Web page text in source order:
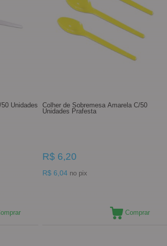
Unidades Colher de Sobremesa Amarela C/50
Unidades Prafesta
R$ 6,20
R$ 6,04 no pix
Comprar